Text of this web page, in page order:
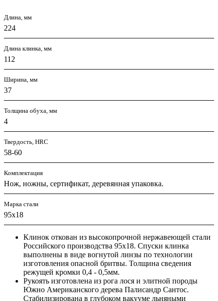
Длина, мм
224
Длина клинка, мм
112
Ширина, мм
37
Толщина обуха, мм
4
Твердость, HRC
58-60
Комплектация
Нож, ножны, сертификат, деревянная упаковка.
Марка стали
95х18
Клинок откован из высокопрочной нержавеющей стали
Российского производства 95х18. Спуски клинка
выполнены в виде вогнутой линзы по технологии
изготовления опасной бритвы. Толщина сведения
режущей кромки 0,4 - 0,5мм.
Рукоять изготовлена из рога лося и элитной породы
Южно Американского дерева Палисандр Сантос.
Стабилизирована в глубоком вакууме льняными